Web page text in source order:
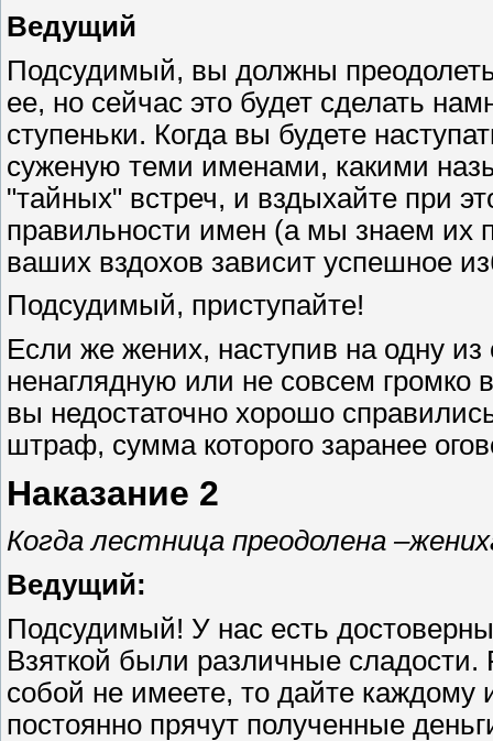
Ведущий
Подсудимый, вы должны
ее, но сейчас это будет сделать
ступеньки. Когда вы будете
суженую теми именами, какими
"тайных" встреч, и вздыхайте при
правильности имен (а мы знаем их
ваших вздохов зависит успешное
Подсудимый, приступайте!
Если же жених, наступив на одну из
ненаглядную или не совсем громко
вы недостаточно хорошо
штраф, сумма которого заранее
Наказание 2
Когда лестница преодолена
Ведущий:
Подсудимый! У нас есть
Взяткой были различные сладости.
собой не имеете, то дайте
постоянно прячут полученные